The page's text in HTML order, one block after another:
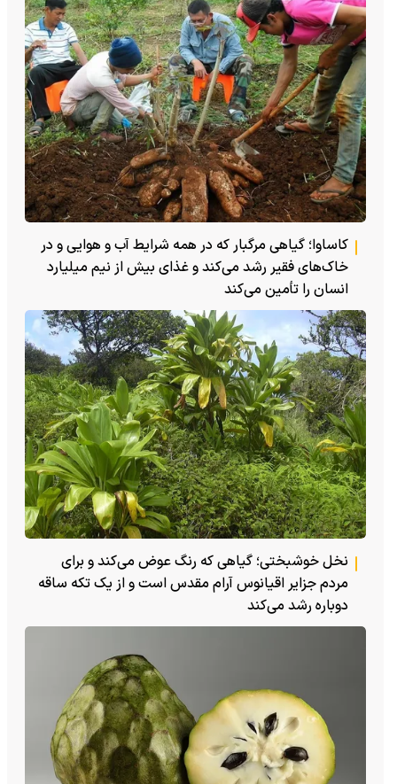
کاساوا؛ گیاهی مرگبار که در همه شرایط آب و هوایی و در
خاک‌های فقیر رشد می‌کند و غذای بیش از نیم میلیارد
انسان را تأمین می‌کند
نخل خوشبختی؛ گیاهی که رنگ عوض می‌کند و برای
مردم جزایر اقیانوس آرام مقدس است و از یک تکه ساقه
دوباره رشد می‌کند